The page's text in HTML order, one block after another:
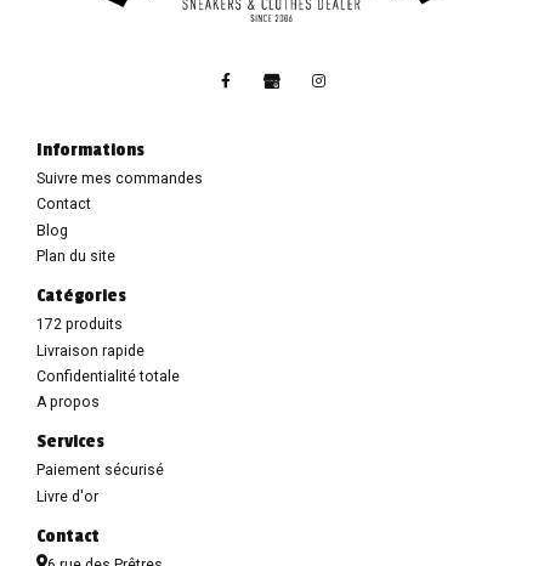
Informations
Suivre mes commandes
Contact
Blog
Plan du site
Catégories
172 produits
Livraison rapide
Confidentialité totale
A propos
Services
Paiement sécurisé
Livre d'or
Contact